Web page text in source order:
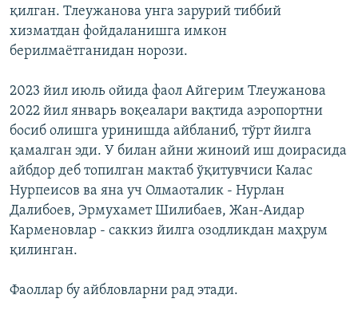
қилган. Тлеужанова унга зарурий тиббий
хизматдан фойдаланишга имкон
берилмаётганидан норози.
2023 йил июль ойида фаол Айгерим Тлеужанова
2022 йил январь воқеалари вақтида аэропортни
босиб олишга уринишда айбланиб, тўрт йилга
қамалган эди. У билан айни жиноий иш доирасида
айбдор деб топилган мактаб ўқитувчиси Калас
Нурпеисов ва яна уч Олмаоталик - Нурлан
Далибоев, Эрмухамет Шилибаев, Жан-Аидар
Карменовлар - саккиз йилга озодликдан маҳрум
қилинган.
Фаоллар бу айбловларни рад этади.